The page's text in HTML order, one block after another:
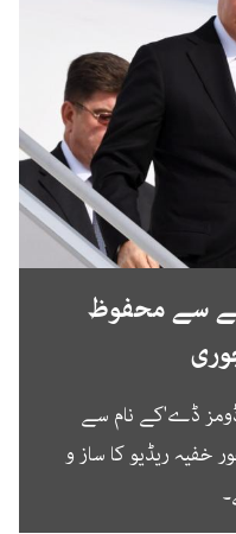
سے محفوظ
ڈے'کے نام سے
ریڈیو کا ساز و